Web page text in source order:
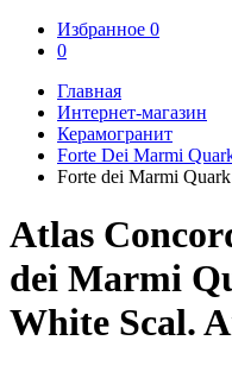
Избранное 0
0
Главная
Интернет-магазин
Керамогранит
Forte Dei Marmi
Forte dei Marmi
Atlas
dei Marmi
White Scal.